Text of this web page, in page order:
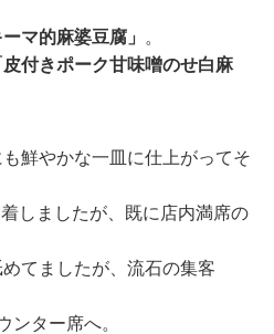
ーマ的麻婆豆腐」
。
皮付きポーク甘味噌のせ白麻
鮮やかな一皿に仕上がってそ
しましたが、既に店内満席の
てましたが、流石の集客
ンター席へ。